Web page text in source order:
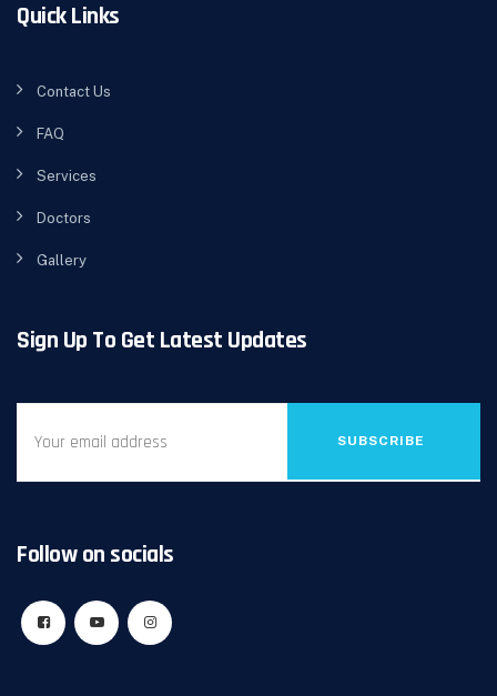
Quick Links
Contact Us
FAQ
Services
Doctors
Gallery
Sign Up To Get Latest Updates
SUBSCRIBE
Follow on socials